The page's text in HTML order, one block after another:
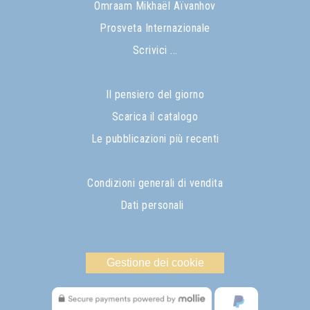
Omraam Mikhaël Aïvanhov
Prosveta Internazionale
Scrivici ...
Il pensiero del giorno
Scarica il catalogo
Le pubblicazioni più recenti
Condizioni generali di vendita
Dati personali
Gestione dei cookie